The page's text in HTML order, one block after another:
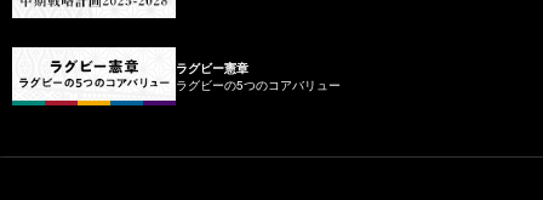
ラグビー憲章
ラグビーの5つのコアバリュー